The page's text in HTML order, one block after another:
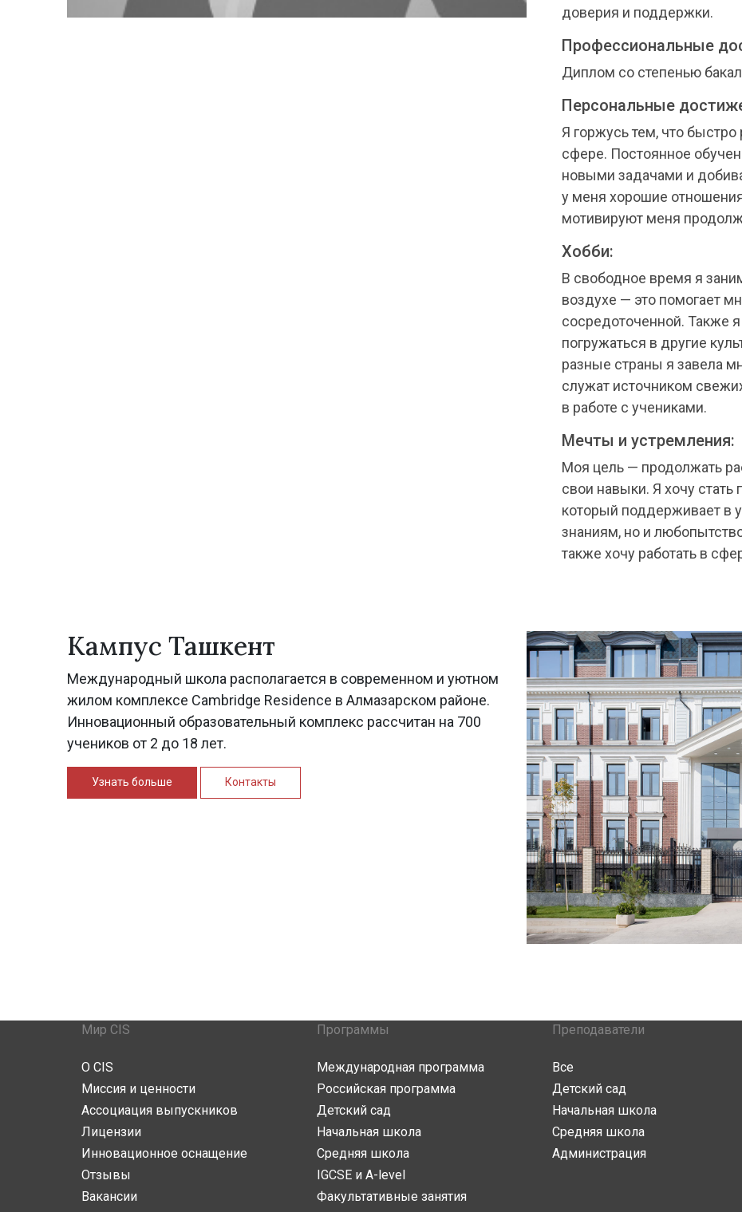
доверия и поддержки.
Профессиональные
Диплом со степенью
Персональные
Я горжусь тем, что
сфере. Постоянное
новыми задачами и
у меня хорошие
мотивируют меня
Хобби:
В свободное время я
воздухе — это помогает
сосредоточенной. Также
погружаться в другие
разные страны я завела
служат источником
в работе с учениками.
Мечты и устремления:
Моя цель — продолжать
свои навыки. Я хочу
который поддерживает в
знаниям, но и
также хочу работать в
Кампус Ташкент
Международный школа располагается в современном и уютном
жилом комплексе Cambridge Residence в Алмазарском районе.
Инновационный образовательный комплекс рассчитан на 700
учеников от 2 до 18 лет.
Узнать больше Контакты
Мир CIS
О CIS
Миссия и ценности
Ассоциация выпускников
Лицензии
Инновационное оснащение
Отзывы
Вакансии
Программы
Международная программа
Российская программа
Детский сад
Начальная школа
Средняя школа
IGCSE и A-level
Факультативные занятия
Преподаватели
Все
Детский сад
Начальная школа
Средняя школа
Администрация